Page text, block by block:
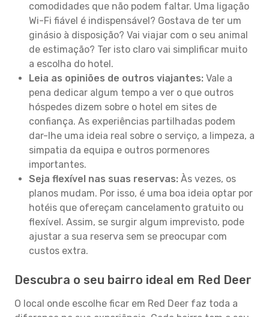
comodidades que não podem faltar. Uma ligação
Wi-Fi fiável é indispensável? Gostava de ter um
ginásio à disposição? Vai viajar com o seu animal
de estimação? Ter isto claro vai simplificar muito
a escolha do hotel.
Leia as opiniões de outros viajantes: Vale a
pena dedicar algum tempo a ver o que outros
hóspedes dizem sobre o hotel em sites de
confiança. As experiências partilhadas podem
dar-lhe uma ideia real sobre o serviço, a limpeza, a
simpatia da equipa e outros pormenores
importantes.
Seja flexível nas suas reservas: Às vezes, os
planos mudam. Por isso, é uma boa ideia optar por
hotéis que ofereçam cancelamento gratuito ou
flexível. Assim, se surgir algum imprevisto, pode
ajustar a sua reserva sem se preocupar com
custos extra.
Descubra o seu bairro ideal em Red Deer
O local onde escolhe ficar em Red Deer faz toda a